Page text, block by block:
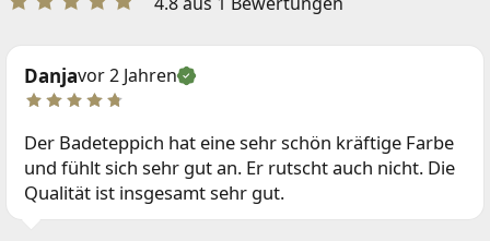
Danjavor 2 Jahren
Der Badeteppich hat eine sehr schön kräftige Farbe
und fühlt sich sehr gut an. Er rutscht auch nicht. Die
Qualität ist insgesamt sehr gut.